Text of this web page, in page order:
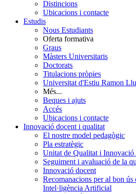
Distincions
Ubicacions i contacte
Estudis
Nous Estudiants
Oferta formativa
Graus
Màsters Universitaris
Doctorats
Titulacions pròpies
Universitat d'Estiu Ramon
Més...
Beques i ajuts
Accés
Ubicacions i contacte
Innovació docent i qualitat
El nostre model pedagògic
Pla estratègic
Unitat de Qualitat i Innovació
Seguiment i avaluació de la
Innovació docent
Recomanacions per al bon ús
Intel·ligència Artificial